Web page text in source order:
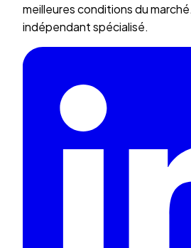
meilleures conditions du
indépendant spécialisé.